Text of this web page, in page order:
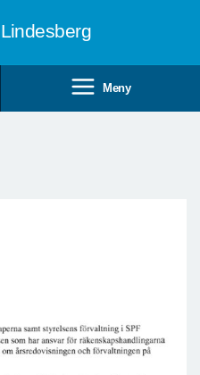
Lindesberg
Meny